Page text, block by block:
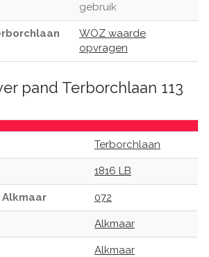
gebruik
WOZ waarde
opvragen
pand Terborchlaan 113
Terborchlaan
1816 LB
Alkmaar 072
Alkmaar
Alkmaar